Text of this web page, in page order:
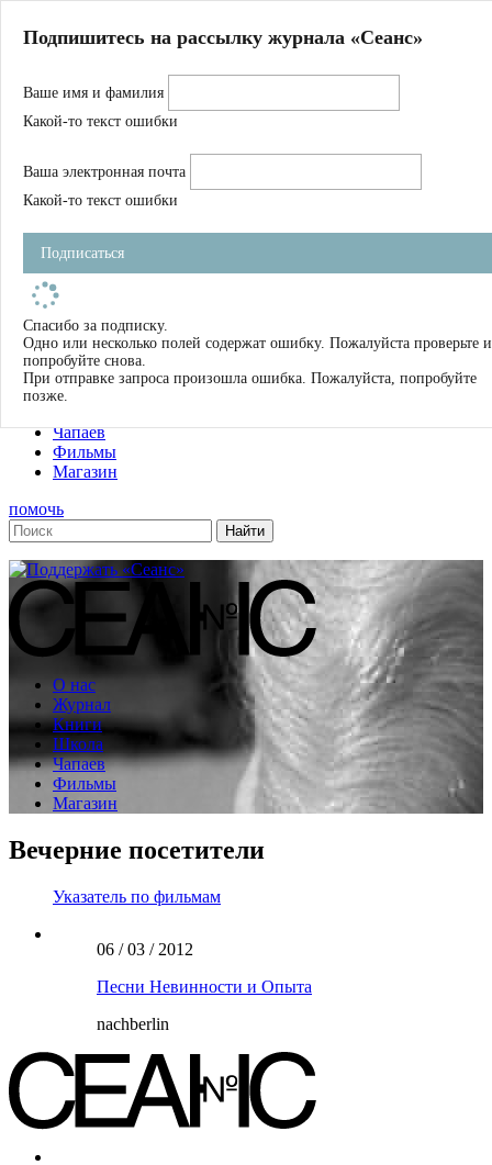
Магазин
Журнал
Школа
Устав
Фильмы
Имена
Тэги
О нас
Журнал
Книги
Чапаев
Фильмы
Магазин
помочь
О нас
Журнал
Книги
Школа
Чапаев
Фильмы
Магазин
Вечерние посетители
Указатель по фильмам
06 / 03 / 2012
Песни Невинности и Опыта
nachberlin
Подпишитесь на рассылку журнала «Сеанс»
Ваше имя и фамилия
Какой-то текст ошибки
Ваша электронная почта
Какой-то текст ошибки
Подписаться
Спасибо за подписку.
Одно или несколько полей содержат ошибку. Пожалуйста проверьте и
попробуйте снова.
При отправке запроса произошла ошибка. Пожалуйста, попробуйте
позже.